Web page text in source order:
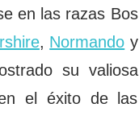
en las razas Bos
, Normando y
su valiosa
en el éxito de las